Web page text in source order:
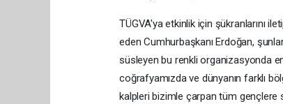
TÜGVA'ya etkinlik için şükranlarını
eden Cumhurbaşkanı Erdoğan,
süsleyen bu renkli organizasyonda
coğrafyamızda ve dünyanın farklı
kalpleri bizimle çarpan tüm gençlere